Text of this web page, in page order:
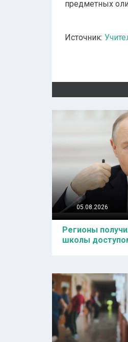
предметных
Источник:
05.08.2026
Регионы
школы